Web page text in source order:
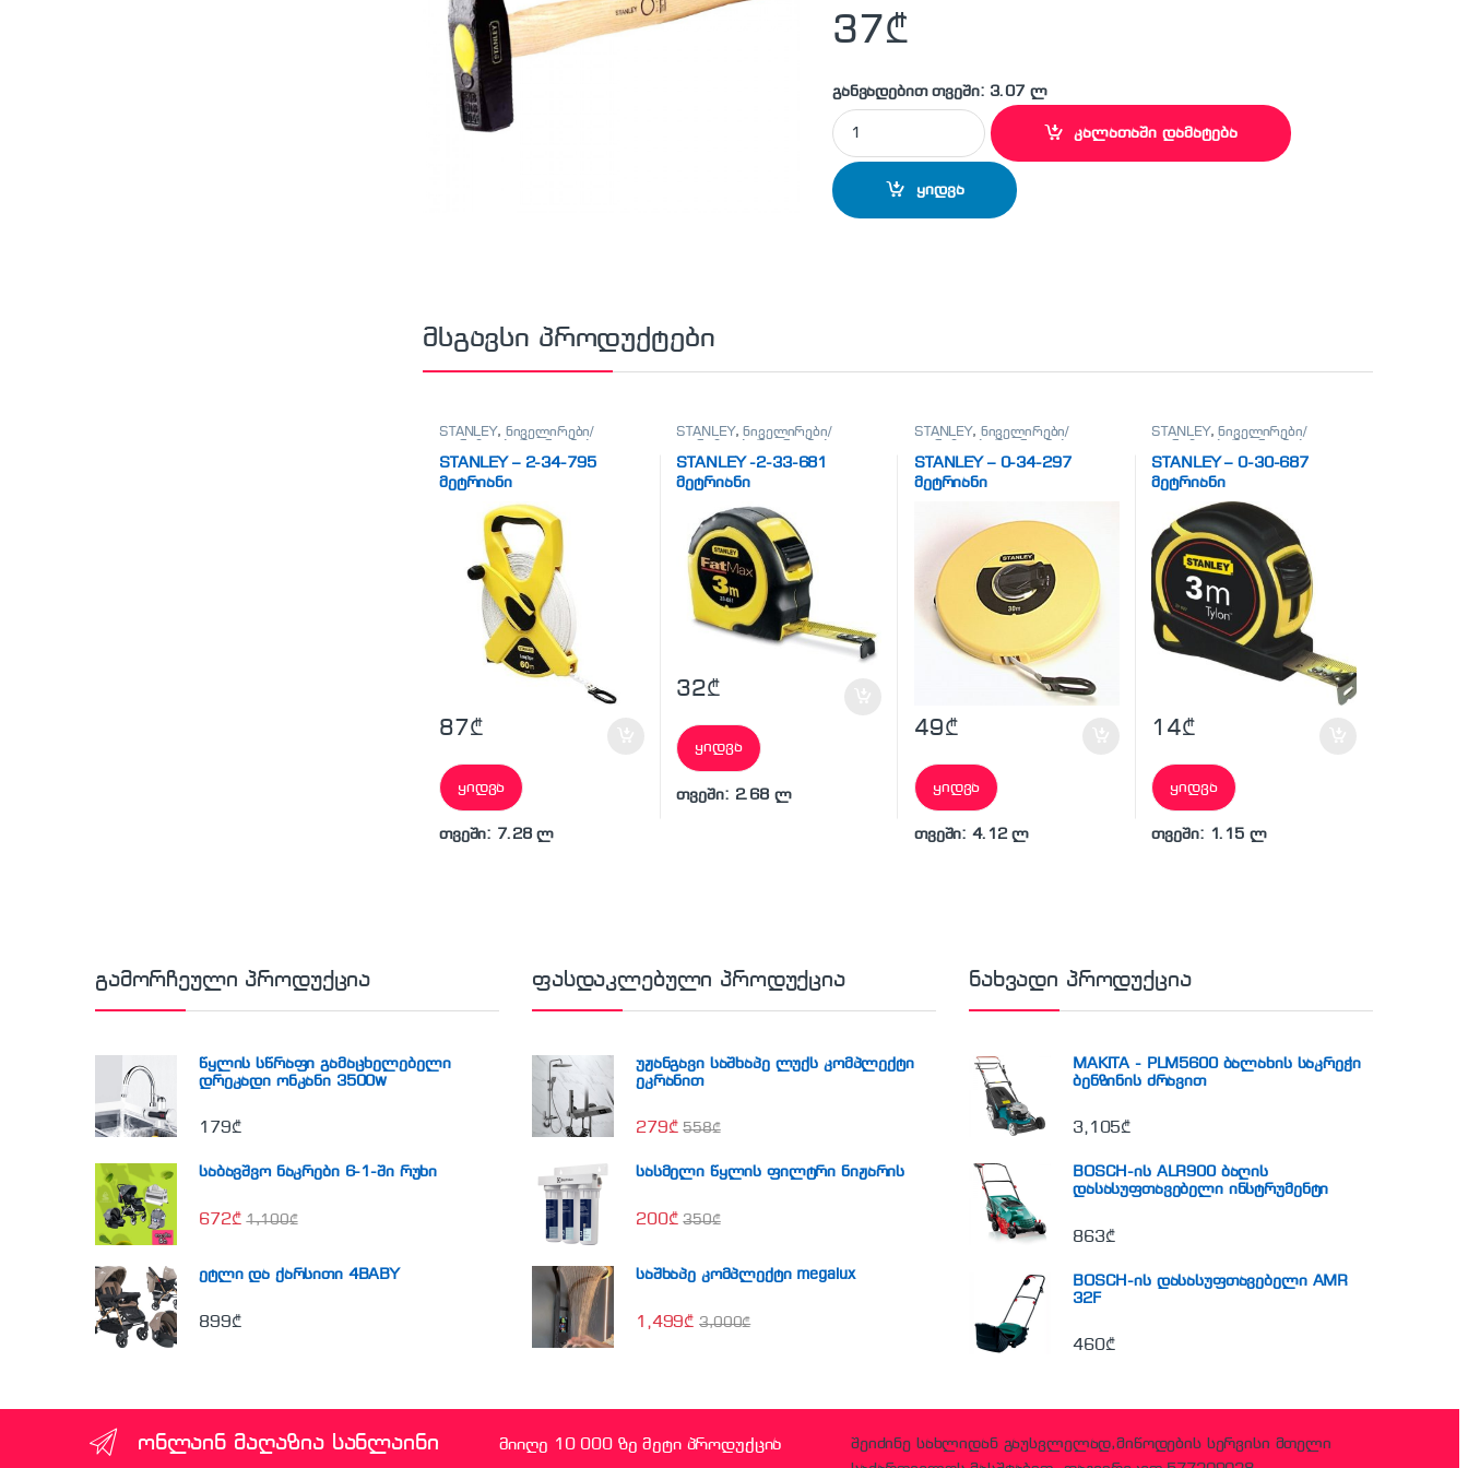
37₾
განვადებით თვეში: 3.07 ლ
STANLEY - 1-51-174 ჩაქუჩი quantity
კალათაში დამატება
ყიდვა
მსგავსი პროდუქტები
STANLEY, ნიველირები/
STANLEY – 2-34-795
მეტრიანი
87₾
ყიდვა
თვეში: 7.28 ლ
STANLEY,ნიველირები/
STANLEY -2-33-681
მეტრიანი
32₾
ყიდვა
თვეში: 2.68 ლ
STANLEY, ნიველირები/
STANLEY – 0-34-297
მეტრიანი
49₾
ყიდვა
თვეში: 4.12 ლ
STANLEY,ნიველირები/
STANLEY – 0-30-687
მეტრიანი
14₾
ყიდვა
თვეში: 1.15 ლ
გამორჩეული პროდუქცია
წყლის სწრაფი გამაცხელებელი
დრეკადი ონკანი 3500w
179₾
საბავშვო ნაკრები 6-1-ში რუხი
672₾ 1,100₾
ეტლი და ქარსითი 4BABY
899₾
ფასდაკლებული პროდუქცია
უჟანგავი საშხაპე ლუქს კომპლექტი
ეკრანით
279₾ 558₾
სასმელი წყლის ფილტრი ნიჟარის
200₾ 350₾
საშხაპე კომპლექტი megalux
1,499₾ 3,000₾
ნახვადი პროდუქცია
MAKITA - PLM5600 ბალახის საკრეჭი
ბენზინის ძრავით
3,105₾
BOSCH-ის ALR900 ბაღის
დასასუფთავებელი ინსტრუმენტი
863₾
BOSCH-ის დასასუფთავებელი AMR
32F
460₾
ონლაინ მაღაზია სანლაინი მიიღე 10 000 ზე მეტი პროდუქცია
შეიძინე სახლიდან გაუსვლელად,მიწოდების სერვისი მთელი